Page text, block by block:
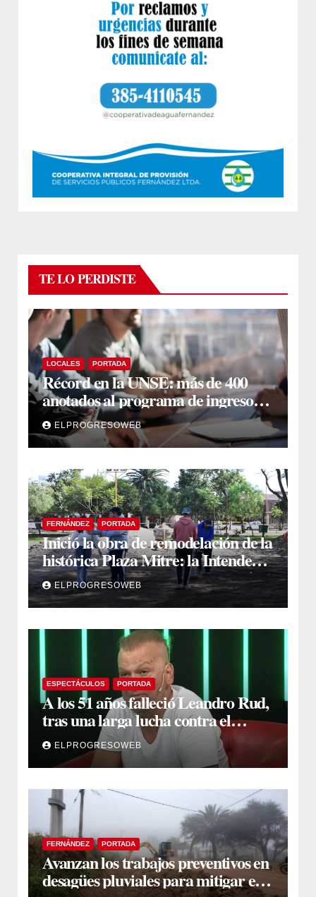
TE LO PERDISTE
LOCALES PORTADA
Récord en la UNSE: más de 400
anotados al programa de ingreso
sin secundario
ELPROGRESOWEB
FERNÁNDEZ PORTADA
Inició la obra de remodelación de la
histórica Plaza Mitre: la Intendente
Yanina Iturre supervisó los
primeros trabajos
ELPROGRESOWEB
ESPECTÁCULOS PORTADA
A los 51 años falleció Leandro Rud,
tras una larga lucha contra el
cáncer
ELPROGRESOWEB
FERNÁNDEZ PORTADA
Avanzan los trabajos preventivos en
desagües pluviales para mitigar el